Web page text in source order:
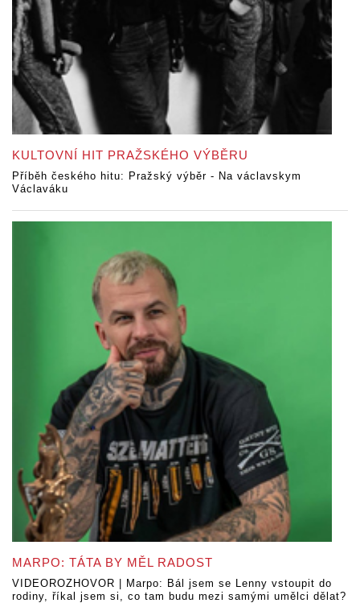
KULTOVNÍ HIT PRAŽSKÉHO VÝBĚRU
Příběh českého hitu: Pražský výběr - Na václavskym
Václaváku
MARPO: TÁTA BY MĚL RADOST
VIDEOROZHOVOR | Marpo: Bál jsem se Lenny vstoupit do
rodiny, říkal jsem si, co tam budu mezi samými umělci dělat?